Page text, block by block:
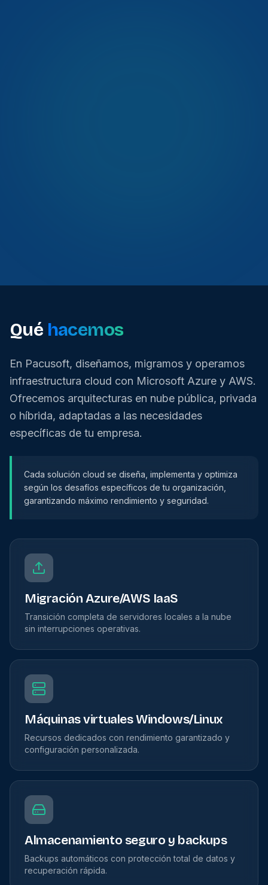
Qué hacemos
En Pacusoft, diseñamos, migramos y operamos
infraestructura cloud con Microsoft Azure y AWS.
Ofrecemos arquitecturas en nube pública, privada
o híbrida, adaptadas a las necesidades
específicas de tu empresa.
Cada solución cloud se diseña, implementa y optimiza
según los desafíos específicos de tu organización,
garantizando máximo rendimiento y seguridad.
Migración Azure/AWS IaaS
Transición completa de servidores locales a la nube
sin interrupciones operativas.
Máquinas virtuales Windows/Linux
Recursos dedicados con rendimiento garantizado y
configuración personalizada.
Almacenamiento seguro y backups
Backups automáticos con protección total de datos y
recuperación rápida.